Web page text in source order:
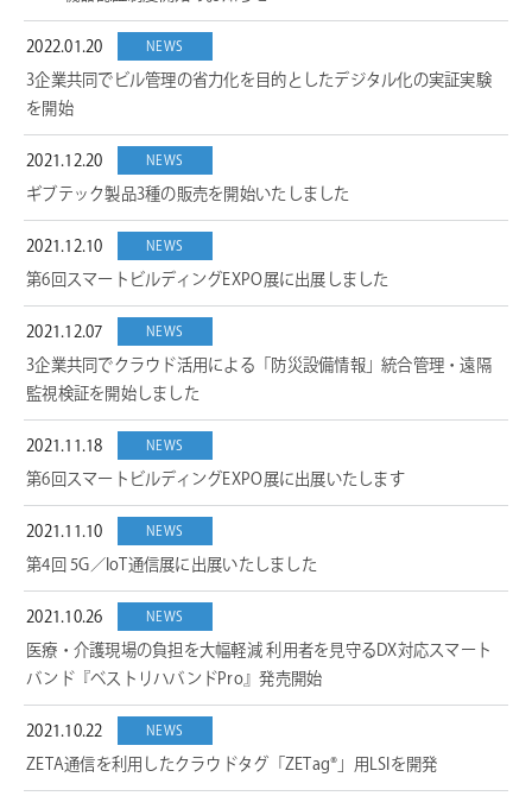
2022.01.20 NEWS
3企業共同でビル管理の省力化を目的としたデジタル化の実証実験
を開始
2021.12.20 NEWS
ギブテック製品3種の販売を開始いたしました
2021.12.10 NEWS
第6回スマートビルディングEXPO展に出展しました
2021.12.07 NEWS
3企業共同でクラウド活用による「防災設備情報」統合管理・遠隔
監視検証を開始しました
2021.11.18 NEWS
第6回スマートビルディングEXPO展に出展いたします
2021.11.10 NEWS
第4回 5G／IoT通信展に出展いたしました
2021.10.26 NEWS
医療・介護現場の負担を大幅軽減 利用者を見守るDX対応スマート
バンド『ベストリハバンドPro』発売開始
2021.10.22 NEWS
ZETA通信を利用したクラウドタグ「ZETag®」用LSIを開発